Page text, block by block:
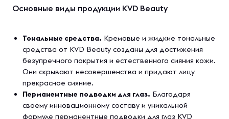
Основные виды продукции KVD Beauty
Тональные средства. Кремовые и жидкие тональные
средства от KVD Beauty созданы для достижения
безупречного покрытия и естественного сияния кожи.
Они скрывают несовершенства и придают лицу
прекрасное сияние.
Перманентные подводки для глаз. Благодаря
своему инновационному составу и уникальной
формуле перманентные подводки для глаз KVD